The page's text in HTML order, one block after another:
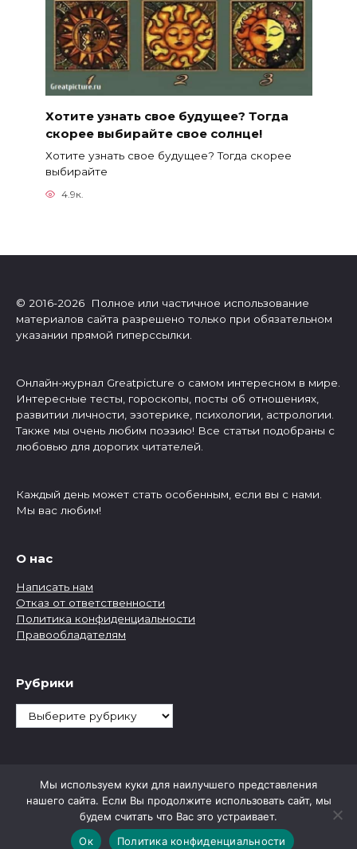
Хотите узнать свое будущее? Тогда
скорее выбирайте свое солнце!
Хотите узнать свое будущее? Тогда скорее
выбирайте
4.9к.
© 2016-2026 Полное или частичное использование
материалов сайта разрешено только при обязательном
указании прямой гиперссылки.
Онлайн-журнал Greatpicture о самом интересном в мире.
Интересные тесты, гороскопы, посты об отношениях,
развитии личности, эзотерике, психологии, астрологии.
Также мы очень любим поэзию! Все статьи подобраны с
любовью для дорогих читателей.
Каждый день может стать особенным, если вы с нами.
Мы вас любим!
О нас
Написать нам
Отказ от ответственности
Политика конфиденциальности
Правообладателям
Рубрики
Рубрики
Мы используем куки для наилучшего представления
нашего сайта. Если Вы продолжите использовать сайт, мы
будем считать что Вас это устраивает.
Ок
Политика конфиденциальности